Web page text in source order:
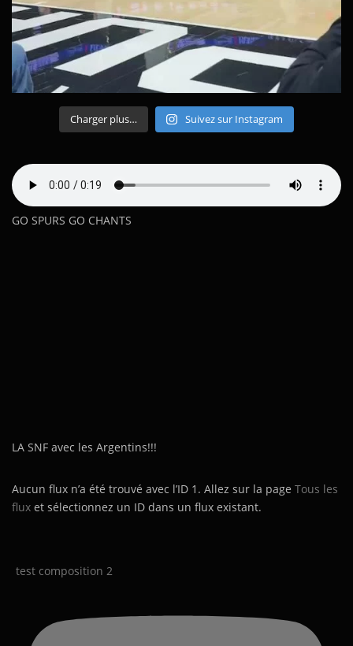
Charger plus… Suivez sur Instagram
GO SPURS GO CHANTS
LA SNF avec les Argentins!!!
Aucun flux n’a été trouvé avec l’ID 1. Allez sur la page Tous les
flux et sélectionnez un ID dans un flux existant.
test composition 2